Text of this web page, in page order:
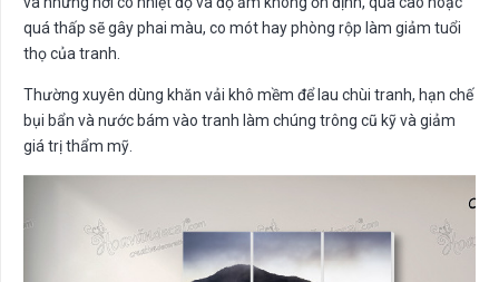
quá thấp sẽ gây phai màu, co mót hay phòng rộp làm giảm tuổi
thọ của tranh.
Thường xuyên dùng khăn vải khô mềm để lau chùi tranh, hạn chế
bụi bẩn và nước bám vào tranh làm chúng trông cũ kỹ và giảm
giá trị thẩm mỹ.